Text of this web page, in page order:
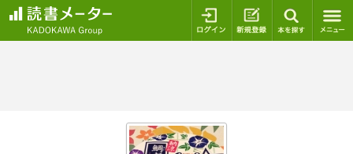
ログイン 新規登録